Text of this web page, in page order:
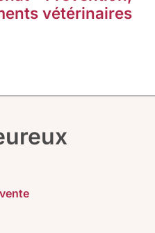
vétérinaires